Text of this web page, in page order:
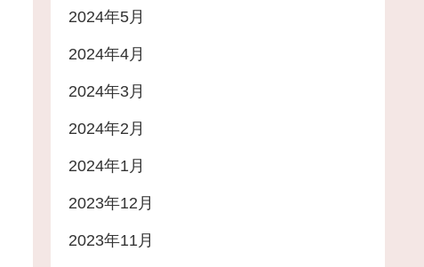
2024年5月
2024年4月
2024年3月
2024年2月
2024年1月
2023年12月
2023年11月